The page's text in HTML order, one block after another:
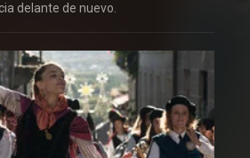
delante de nuevo.